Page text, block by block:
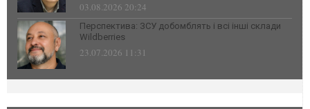
03.08.2026 20:24
Перспектива: ЗСУ добомблять і всі інші склади
Wildberries
23.07.2026 11:31